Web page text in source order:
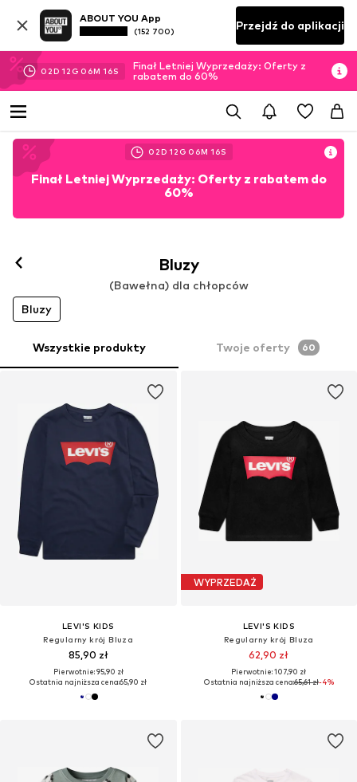
ABOUT YOU App
(152 700) Przejdź do aplikacji
02D 12 G 06M 14S
Finał Letniej Wyprzedaży: Oferty z
rabatem do 60%
02D 12 G 06M 14S
Finał Letniej Wyprzedaży: Oferty z rabatem do
60%
Bluzy
(Bawełna) dla chłopców
Bluzy
Wszystkie produkty Twoje oferty 60
LEVI'S KIDS
Regularny krój Bluza
85,90 zł
Pierwotnie: 95,90 zł
Ostatnia najniższa cena:65,90 zł
WYPRZEDAŻ
LEVI'S KIDS
Regularny krój Bluza
62,90 zł
Pierwotnie: 107,90 zł
Ostatnia najniższa cena:65,61 zł-4%